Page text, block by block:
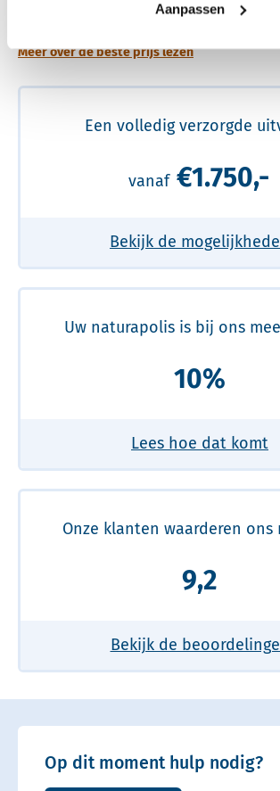
Aanpassen
Meer over de beste prijs lezen
Een volledig verzorgde
vanaf €1.750,-
Bekijk de
Uw naturapolis is bij ons
10%
Lees hoe dat komt
Onze klanten waarderen ons
9,2
Bekijk de
Op dit moment hulp nodig?